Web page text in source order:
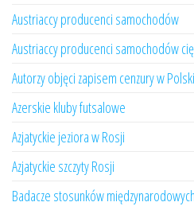
Austriaccy producenci samochodów
Austriaccy producenci samochodów
Autorzy objęci zapisem cenzury w
Azerskie kluby futsalowe
Azjatyckie jeziora w Rosji
Azjatyckie szczyty Rosji
Badacze stosunków międzynarodowych